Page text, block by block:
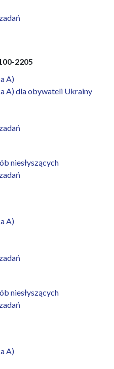
2205
A)
A) dla obywateli Ukrainy
niesłyszących
A)
niesłyszących
A)